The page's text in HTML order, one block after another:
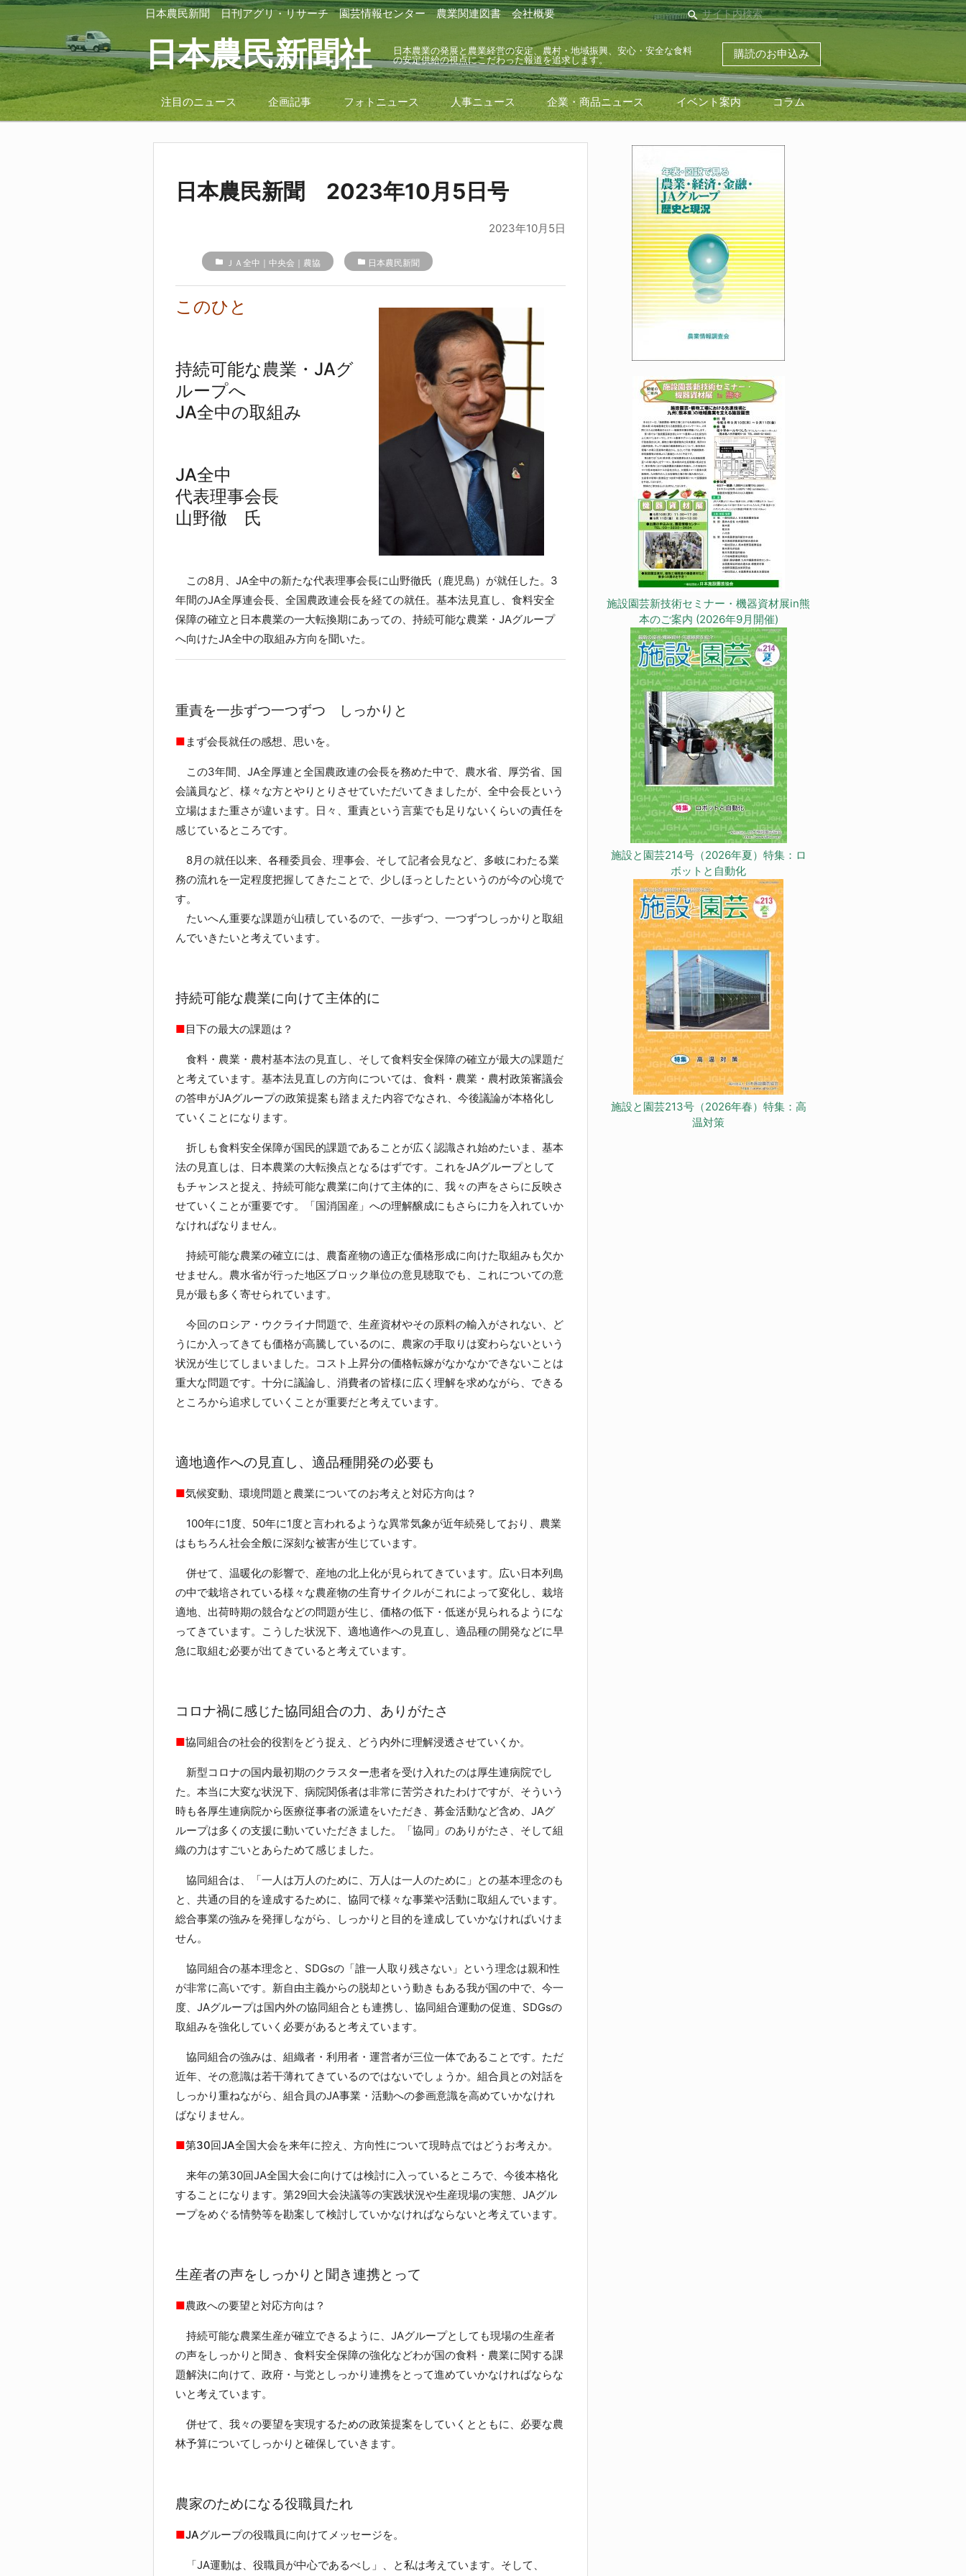
日本農民新聞 日刊アグリ・リサーチ 園芸情報センター 農業関連図書 会社概要 search
日本農民新聞社
日本農業の発展と農業経営の安定、農村・地域振興、安心・安全な食料
の安定供給の視点にこだわった報道を追求します。
購読のお申込み
注目のニュース 企画記事 フォトニュース 人事ニュース 企業・商品ニュース イベント案内 コラム
日本農民新聞 2023年10月5日号
2023年10月5日
folder ＪＡ全中｜中央会｜農協 folder 日本農民新聞
このひと
持続可能な農業・JAグ
ループへ
JA全中の取組み
JA全中
代表理事会長
山野徹 氏
この8月、JA全中の新たな代表理事会長に山野徹氏（鹿児島）が就任した。3
年間のJA全厚連会長、全国農政連会長を経ての就任。基本法見直し、食料安全
保障の確立と日本農業の一大転換期にあっての、持続可能な農業・JAグループ
へ向けたJA全中の取組み方向を聞いた。
重責を一歩ずつ一つずつ しっかりと
■ まず会長就任の感想、思いを。
この3年間、JA全厚連と全国農政連の会長を務めた中で、農水省、厚労省、国
会議員など、様々な方とやりとりさせていただいてきましたが、全中会長という
立場はまた重さが違います。日々、重責という言葉でも足りないくらいの責任を
感じているところです。
8月の就任以来、各種委員会、理事会、そして記者会見など、多岐にわたる業
務の流れを一定程度把握してきたことで、少しほっとしたというのが今の心境で
す。
たいへん重要な課題が山積しているので、一歩ずつ、一つずつしっかりと取組
んでいきたいと考えています。
持続可能な農業に向けて主体的に
■目下の最大の課題は？
食料・農業・農村基本法の見直し、そして食料安全保障の確立が最大の課題だ
と考えています。基本法見直しの方向については、食料・農業・農村政策審議会
の答申がJAグループの政策提案も踏まえた内容でなされ、今後議論が本格化し
ていくことになります。
折しも食料安全保障が国民的課題であることが広く認識され始めたいま、基本
法の見直しは、日本農業の大転換点となるはずです。これをJAグループとして
もチャンスと捉え、持続可能な農業に向けて主体的に、我々の声をさらに反映さ
せていくことが重要です。「国消国産」への理解醸成にもさらに力を入れていか
なければなりません。
持続可能な農業の確立には、農畜産物の適正な価格形成に向けた取組みも欠か
せません。農水省が行った地区ブロック単位の意見聴取でも、これについての意
見が最も多く寄せられています。
今回のロシア・ウクライナ問題で、生産資材やその原料の輸入がされない、ど
うにか入ってきても価格が高騰しているのに、農家の手取りは変わらないという
状況が生じてしまいました。コスト上昇分の価格転嫁がなかなかできないことは
重大な問題です。十分に議論し、消費者の皆様に広く理解を求めながら、できる
ところから追求していくことが重要だと考えています。
適地適作への見直し、適品種開発の必要も
■気候変動、環境問題と農業についてのお考えと対応方向は？
100年に1度、50年に1度と言われるような異常気象が近年続発しており、農業
はもちろん社会全般に深刻な被害が生じています。
併せて、温暖化の影響で、産地の北上化が見られてきています。広い日本列島
の中で栽培されている様々な農産物の生育サイクルがこれによって変化し、栽培
適地、出荷時期の競合などの問題が生じ、価格の低下・低迷が見られるようにな
ってきています。こうした状況下、適地適作への見直し、適品種の開発などに早
急に取組む必要が出てきていると考えています。
コロナ禍に感じた協同組合の力、ありがたさ
■協同組合の社会的役割をどう捉え、どう内外に理解浸透させていくか。
新型コロナの国内最初期のクラスター患者を受け入れたのは厚生連病院でし
た。本当に大変な状況下、病院関係者は非常に苦労されたわけですが、そういう
時も各厚生連病院から医療従事者の派遣をいただき、募金活動など含め、JAグ
ループは多くの支援に動いていただきました。「協同」のありがたさ、そして組
織の力はすごいとあらためて感じました。
協同組合は、「一人は万人のために、万人は一人のために」との基本理念のも
と、共通の目的を達成するために、協同で様々な事業や活動に取組んでいます。
総合事業の強みを発揮しながら、しっかりと目的を達成していかなければいけま
せん。
協同組合の基本理念と、SDGsの「誰一人取り残さない」という理念は親和性
が非常に高いです。新自由主義からの脱却という動きもある我が国の中で、今一
度、JAグループは国内外の協同組合とも連携し、協同組合運動の促進、SDGsの
取組みを強化していく必要があると考えています。
協同組合の強みは、組織者・利用者・運営者が三位一体であることです。ただ
近年、その意識は若干薄れてきているのではないでしょうか。組合員との対話を
しっかり重ねながら、組合員のJA事業・活動への参画意識を高めていかなけれ
ばなりません。
■第30回JA全国大会を来年に控え、方向性について現時点ではどうお考えか。
来年の第30回JA全国大会に向けては検討に入っているところで、今後本格化
することになります。第29回大会決議等の実践状況や生産現場の実態、JAグル
ープをめぐる情勢等を勘案して検討していかなければならないと考えています。
生産者の声をしっかりと聞き連携とって
■農政への要望と対応方向は？
持続可能な農業生産が確立できるように、JAグループとしても現場の生産者
の声をしっかりと聞き、食料安全保障の強化などわが国の食料・農業に関する課
題解決に向けて、政府・与党としっかり連携をとって進めていかなければならな
いと考えています。
併せて、我々の要望を実現するための政策提案をしていくとともに、必要な農
林予算についてしっかりと確保していきます。
農家のためになる役職員たれ
■JAグループの役職員に向けてメッセージを。
「JA運動は、役職員が中心であるべし」、と私は考えています。そして、
施設園芸新技術セミナー・機器資材展in熊
本のご案内 (2026年9月開催)
施設と園芸214号（2026年夏）特集：ロ
ボットと自動化
施設と園芸213号（2026年春）特集：高
温対策